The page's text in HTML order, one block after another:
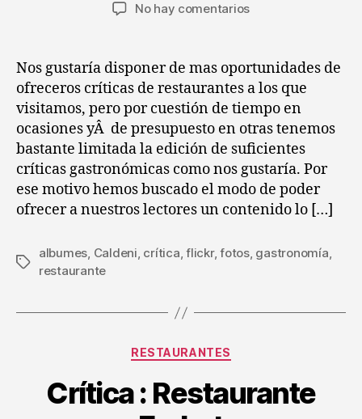
No hay comentariosen
Restaurante
Caldeni
Nos gustaría disponer de mas oportunidades de
ofreceros críticas de restaurantes a los que
visitamos, pero por cuestión de tiempo en
ocasiones yÂ de presupuesto en otras tenemos
bastante limitada la edición de suficientes
críticas gastronómicas como nos gustaría. Por
ese motivo hemos buscado el modo de poder
ofrecer a nuestros lectores un contenido lo […]
Etiquetas
albumes, Caldeni, crítica,flickr,fotos, gastronomía,
restaurante
Categorías
RESTAURANTES
Crítica : Restaurante